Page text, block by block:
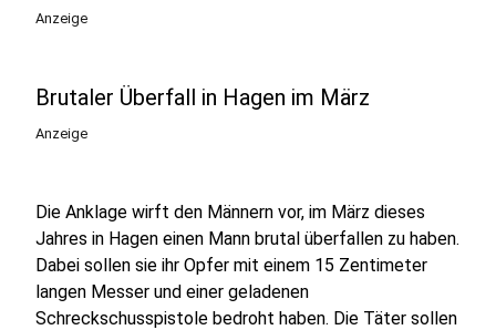
Anzeige
Brutaler Überfall in Hagen im März
Anzeige
Die Anklage wirft den Männern vor, im März dieses
Jahres in Hagen einen Mann brutal überfallen zu haben.
Dabei sollen sie ihr Opfer mit einem 15 Zentimeter
langen Messer und einer geladenen
Schreckschusspistole bedroht haben. Die Täter sollen